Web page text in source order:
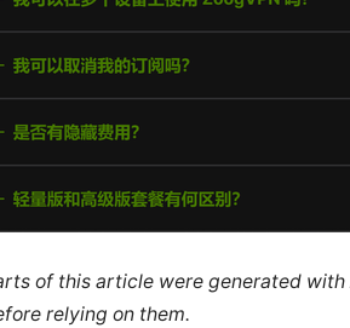
of this article were generated
relying on them.